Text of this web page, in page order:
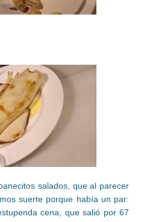
salados, que al parecer
suerte porque había un par:
cena, que salió por 67